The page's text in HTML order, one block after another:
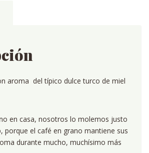
aroma del típico dulce turco de miel
en casa, nosotros lo molemos justo
porque el café en grano mantiene sus
durante mucho, muchísimo más